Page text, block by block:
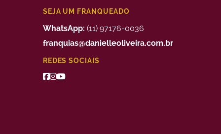
Depilação a Laser Masculina
Preenchimento Facial Valor
Tratamento da Alopecia
de Bigode Chines
Tratamento de Celulite nas
SEJA UM FRANQUEADO
WhatsApp: (11) 97176-0036
franquias@danielleoliveira.com.br
REDES SOCIAIS